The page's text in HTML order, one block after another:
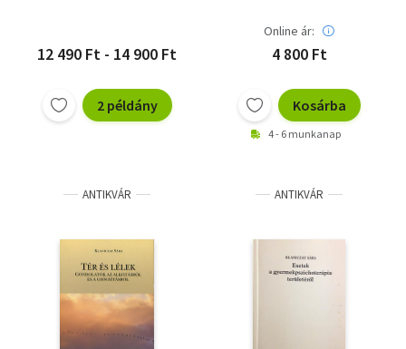
12 490 Ft - 14 900 Ft
2 példány
Online ár:
4 800 Ft
Kosárba
4 - 6 munkanap
ANTIKVÁR ANTIKVÁR